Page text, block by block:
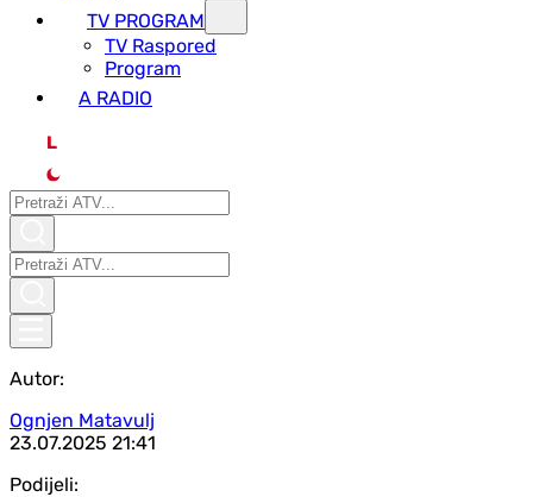
TV PROGRAM
ТV Raspored
Program
A RADIO
L
Autor:
Ognjen Matavulj
23.07.2025 21:41
Podijeli: